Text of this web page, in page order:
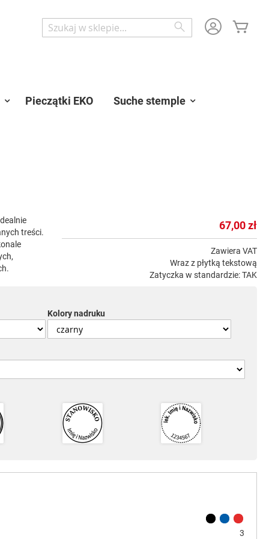
Wyszukaj
Pieczątki EKO
Suche stemple
67,00 zł
Zawiera VAT
Wraz z płytką tekstową
Zatyczka w standardzie: TAK
treści.
Kolory nadruku
3